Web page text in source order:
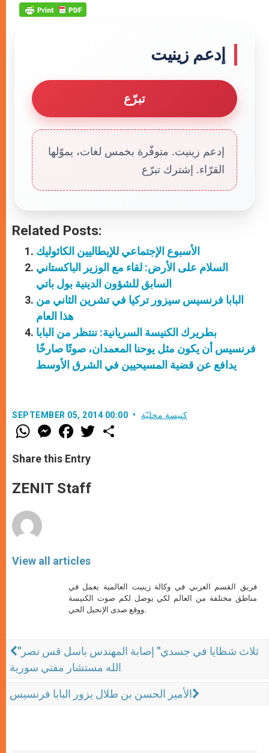
إدعم زينيت
تبرّع
إدعم زينيت. متوفّرة بخمس لغات، يموّلها
القرّاء. إشترك تبرّع
Related Posts:
الأسبوع الإجتماعي للإيطاليين الكاثوليك
السلام على الأرض: لقاء مع الوزير الباكستاني
السابق للشؤون الدينية بول باتي
البابا فرنسيس سيزور تركيا في تشرين الثاني من
هذا العام
بطريرك الكنيسة السريانية: ننتظر من البابا
فرنسيس أن يكون مثل يوحنا المعمدان، صوتًا صارخًا
يدافع عن قضية المسيحيين في الشرق الأوسط
SEPTEMBER 05, 2014 00:00 كنيسة محليّة
W
h
t
s
p
p
M
e
s
e
g
e
F
a
e
b
o
k
w
Share this Entry
ZENIT Staff
View all articles
فريق القسم العربي في وكالة زينيت العالمية يعمل في
مناطق مختلفة من العالم لكي يوصل لكم صوت الكنيسة
ووقع صدى الإنجيل الحي.
"ثلاث شظايا في جسدي" إصابة المهندس باسل قس نصر
الله مستشار مفتي سورية
الأمير الحسن بن طلال يزور البابا فرنسيس